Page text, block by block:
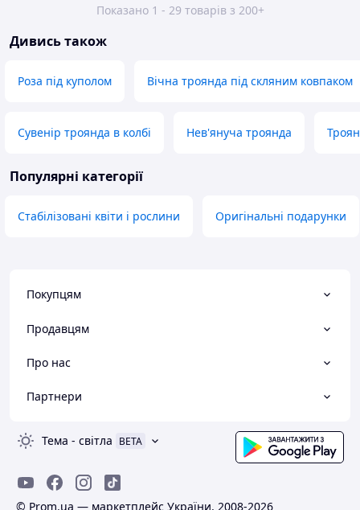
Показано 1 - 29 товарів з 200+
Дивись також
Роза під куполом Вічна троянда під скляним ковпаком
Сувенір троянда в колбі Нев'януча троянда
Популярні категорії
Стабілізовані квіти і рослини Оригінальні подарунки
Покупцям
Продавцям
Про нас
Партнери
Тема - світла BETA
© Prom.ua — маркетплейс України, 2008-2026